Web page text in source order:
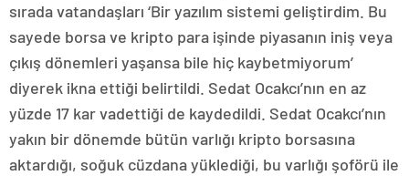
sırada vatandaşları ‘Bir yazılım sistemi geliştirdim. Bu
sayede borsa ve kripto para işinde piyasanın iniş veya
çıkış dönemleri yaşansa bile hiç kaybetmiyorum’
diyerek ikna ettiği belirtildi. Sedat Ocakcı’nın en az
yüzde 17 kar vadettiği de kaydedildi. Sedat Ocakcı’nın
yakın bir dönemde bütün varlığı kripto borsasına
aktardığı, soğuk cüzdana yüklediği, bu varlığı şoförü ile